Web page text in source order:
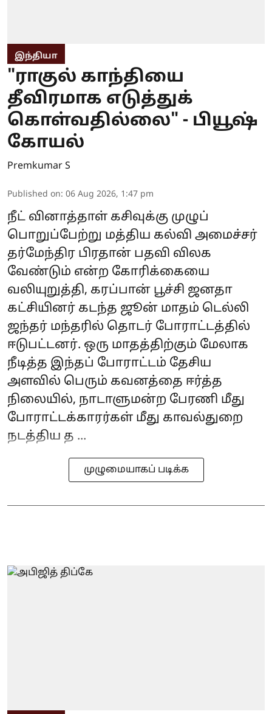
இந்தியா
"ராகுல் காந்தியை
தீவிரமாக எடுத்துக்
கொள்வதில்லை" - பியூஷ்
கோயல்
Premkumar S
Published on: 06 Aug 2026, 1:47 pm
நீட் வினாத்தாள் கசிவுக்கு முழுப்
பொறுப்பேற்று மத்திய கல்வி அமைச்சர்
தர்மேந்திர பிரதான் பதவி விலக
வேண்டும் என்ற கோரிக்கையை
வலியுறுத்தி, கரப்பான் பூச்சி ஜனதா
கட்சியினர் கடந்த ஜூன் மாதம் டெல்லி
ஜந்தர் மந்தரில் தொடர் போராட்டத்தில்
ஈடுபட்டனர். ஒரு மாதத்திற்கும் மேலாக
நீடித்த இந்தப் போராட்டம் தேசிய
அளவில் பெரும் கவனத்தை ஈர்த்த
நிலையில், நாடாளுமன்ற பேரணி மீது
போராட்டக்காரர்கள் மீது காவல்துறை
நடத்திய த ...
முழுமையாகப் படிக்க